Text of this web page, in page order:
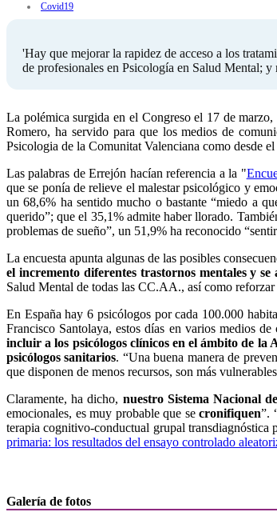
Covid19
'Hay que mejorar la rapidez de acceso a los
de profesionales en Psicología en Salud Mental;
La polémica surgida en el Congreso el 17 de
Romero, ha servido para que los medios de
Psicologia de la Comunitat Valenciana como desde
Las palabras de Errejón hacían referencia a la "
que se ponía de relieve el malestar psicológico y
un 68,6% ha sentido mucho o bastante “miedo a
querido”; que el 35,1% admite haber llorado.
problemas de sueño”, un 51,9% ha reconocido
La encuesta apunta algunas de las posibles
el incremento diferentes trastornos mentales y
Salud Mental de todas las CC.AA., así como
En España hay 6 psicólogos por cada 100.000
Francisco Santolaya, estos días en varios medios
incluir a los psicólogos clínicos en el ámbito de
psicólogos sanitarios. “Una buena manera de
que disponen de menos recursos, son más
Claramente, ha dicho, nuestro Sistema Nacional
emocionales, es muy probable que secronifiquen”.
terapia cognitivo-conductual grupal transdiagnóstica
primaria: los resultados del ensayo controlado
Galería de fotos